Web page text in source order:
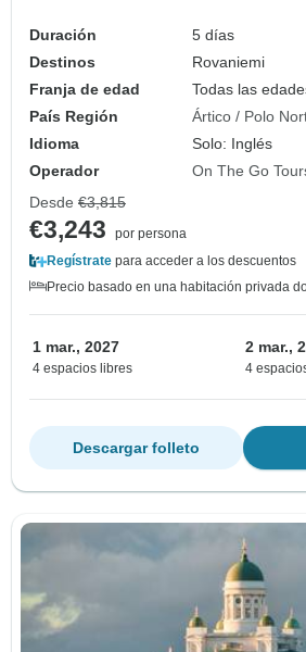
Duración
5 días
Destinos
Rovaniemi
Franja de edad
Todas las
País Región
Ártico / Polo
Idioma
Solo: Inglés
Operador
On The Go
Desde €3,815
€3,243
por persona
Regístrate para acceder a los descuentos
Precio basado en una habitación privada
1 mar., 2027
4 espacios libres
2 mar.,
4
Descargar folleto